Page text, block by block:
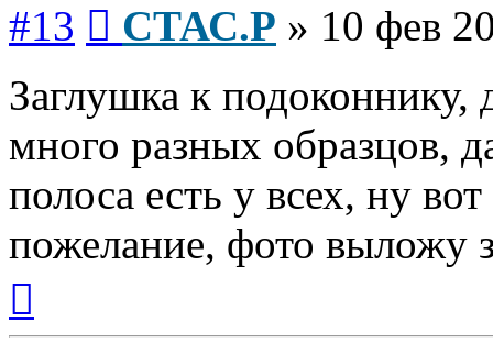
#13 СТАС.Р » 10 фев
Заглушка к подоконнику,
много разных образцов,
полоса есть у всех, ну вот
пожелание, фото выложу
началу